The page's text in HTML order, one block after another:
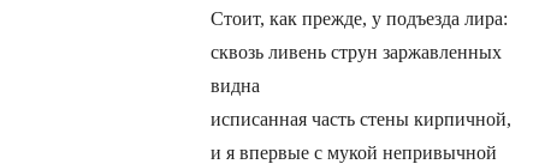
Стоит, как прежде, у подъезда лира:
сквозь ливень струн заржавленных
видна
исписанная часть стены кирпичной,
и я впервые с мукой непривычной